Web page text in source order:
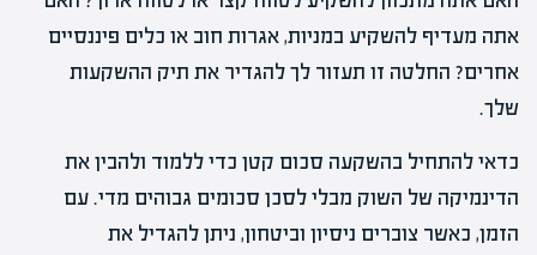
אתה מעדיף להשקיע במניות, אגרות חוב או כלים פיננסיים
אחרים? החלטה זו תעזור לך להגדיר את תיק ההשקעות
שלך.
כדאי להתחיל בהשקעה סכום קטן כדי ללמוד ולהבין את
הדינמיקה של השוק מבלי לסכן סכומים גבוהים מדי. עם
הזמן, כאשר צוברים ניסיון וביטחון, ניתן להגדיל את